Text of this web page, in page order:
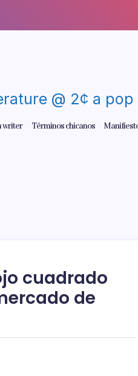
@ 2¢ a
writer Términos chicanos
cuadrado
de